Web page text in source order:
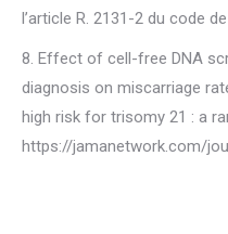
l’article R. 2131-2 du code
8. Effect of cell-free DNA
diagnosis on miscarriage
high risk for trisomy 21 : a
https://jamanetwork.com/